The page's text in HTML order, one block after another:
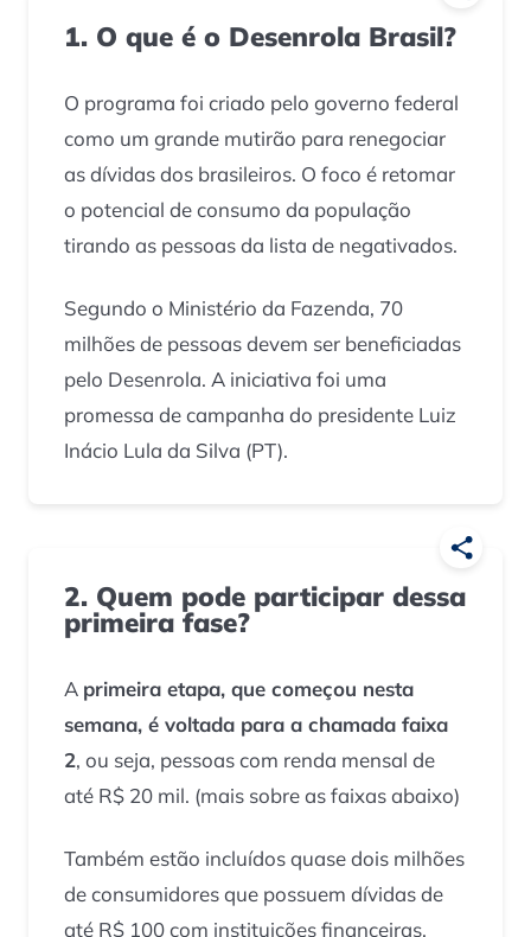
1. O que é o Desenrola Brasil?
O programa foi criado pelo governo federal
como um grande mutirão para renegociar
as dívidas dos brasileiros. O foco é retomar
o potencial de consumo da população
tirando as pessoas da lista de negativados.
Segundo o Ministério da Fazenda, 70
milhões de pessoas devem ser beneficiadas
pelo Desenrola. A iniciativa foi uma
promessa de campanha do presidente Luiz
Inácio Lula da Silva (PT).
2. Quem pode participar dessa
primeira fase?
A primeira etapa, que começou nesta
semana, é voltada para a chamada faixa
2, ou seja, pessoas com renda mensal de
até R$ 20 mil. (mais sobre as faixas abaixo)
Também estão incluídos quase dois milhões
de consumidores que possuem dívidas de
até R$ 100 com instituições financeiras.